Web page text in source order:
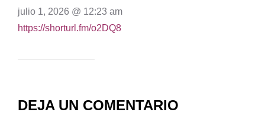
julio 1, 2026 @ 12:23 am
https://shorturl.fm/o2DQ8
DEJA UN COMENTARIO